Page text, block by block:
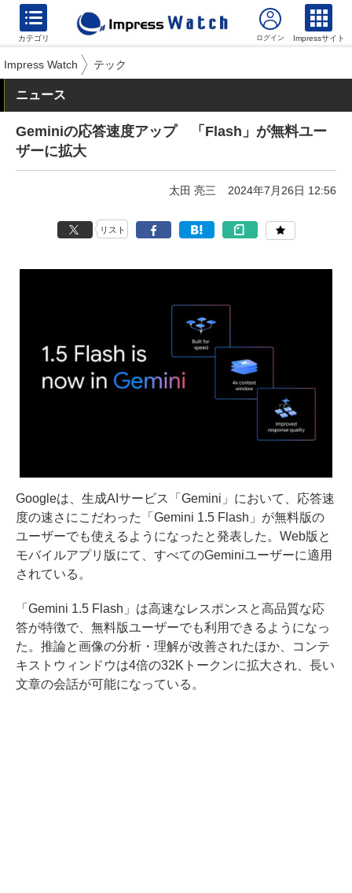
カテゴリ Impressサイト
Impress Watch テック
ニュース
Geminiの応答速度アップ 「Flash」が無料ユー
ザーに拡大
太田 亮三 2024年7月26日 12:56
リスト
Googleは、生成AIサービス「Gemini」において、応答速
度の速さにこだわった「Gemini 1.5 Flash」が無料版の
ユーザーでも使えるようになったと発表した。Web版と
モバイルアプリ版にて、すべてのGeminiユーザーに適用
されている。
「Gemini 1.5 Flash」は高速なレスポンスと高品質な応
答が特徴で、無料版ユーザーでも利用できるようになっ
た。推論と画像の分析・理解が改善されたほか、コンテ
キストウィンドウは4倍の32Kトークンに拡大され、長い
文章の会話が可能になっている。